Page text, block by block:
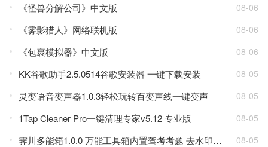
《怪兽分解公司》中文版 08-06
《雾影猎人》网络联机版 08-06
《包裹模拟器》中文版 08-06
KK谷歌助手2.5.0514谷歌安装器 一键下载安装 08-05
灵变语音变声器1.0.3轻松玩转百变声线一键变声 08-05
1Tap Cleaner Pro一键清理专家v5.12 专业版 08-05
霁川多能箱1.0.0 万能工具箱内置驾考考题 去水印等功能 08-05